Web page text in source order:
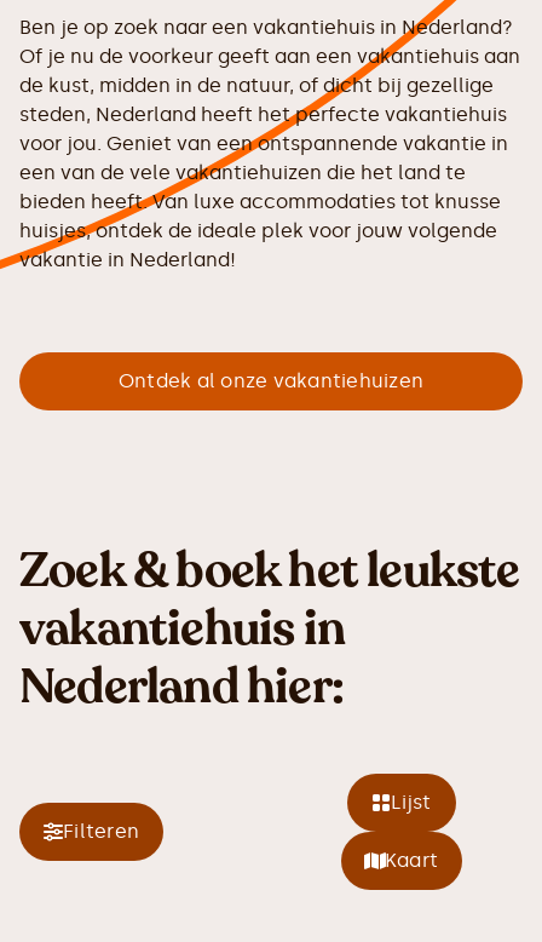
Ben je op zoek naar een vakantiehuis in Nederland?
Of je nu de voorkeur geeft aan een vakantiehuis aan
de kust, midden in de natuur, of dicht bij gezellige
steden, Nederland heeft het perfecte vakantiehuis
voor jou. Geniet van een ontspannende vakantie in
een van de vele vakantiehuizen die het land te
bieden heeft. Van luxe accommodaties tot knusse
huisjes, ontdek de ideale plek voor jouw volgende
vakantie in Nederland!
Ontdek al onze vakantiehuizen
Zoek & boek het leukste
vakantiehuis in
Nederland hier:
Filteren
Lijst
Kaart